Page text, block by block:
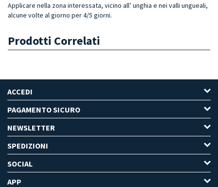
Applicare nella zona interessata, vicino all’ unghia e nei valli ungueali,
alcune volte al giorno per 4/5 giorni.
Prodotti Correlati
ACCEDI
PAGAMENTO SICURO
NEWSLETTER
SPEDIZIONI
SOCIAL
APP